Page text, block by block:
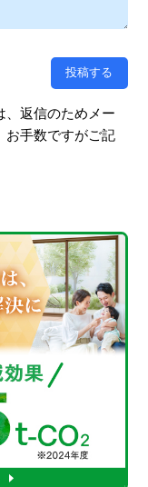
返信のためメー
お手数ですがご記